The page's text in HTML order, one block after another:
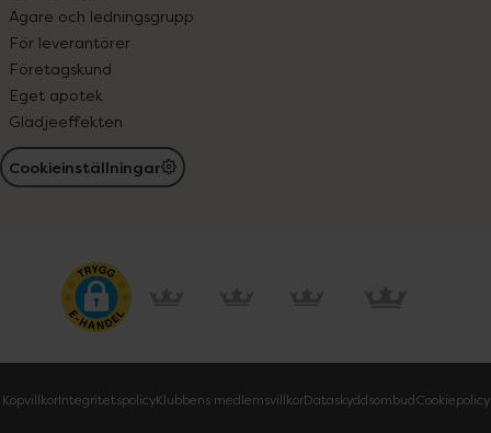
Ägare och ledningsgrupp
För leverantörer
Företagskund
Eget apotek
Glädjeeffekten
Cookieinställningar
KöpvillkorIntegritetspolicyKlubbens medlemsvillkorDataskyddsombudCookiepolicy